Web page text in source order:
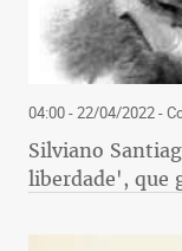
04:00 - 22/04/2022-
Silviano
liberdade', que